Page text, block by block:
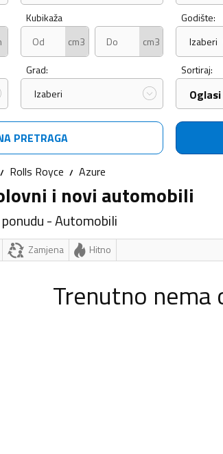
Kubikaža
cm3
cm3
Godište:
Izaberi
Grad:
Izaberi
Sortiraj:
PRETRAGA
Rolls Royce Azure
i novi automobili
- Automobili
Zamjena Hitno
Trenutno nema